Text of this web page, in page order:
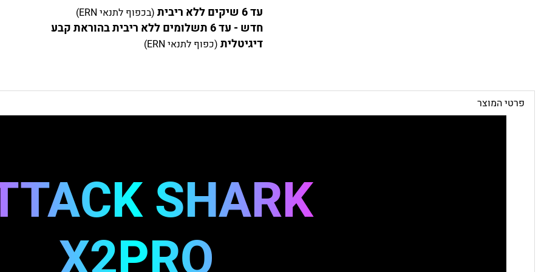
עד 6 שיקים ללא ריבית (בכפוף לתנאי ERN)
חדש - עד 6 תשלומים ללא ריבית בהוראת קבע
דיגיטלית (כפוף לתנאי ERN)
פרטי המוצר
SHARK